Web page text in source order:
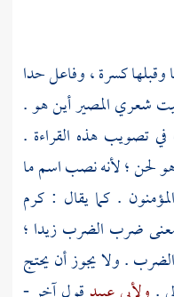
وقبلها كسرة ، وفاعل حدا
شعري المصير أين هو .
في تصويب هذه القراءة .
لحن ؛ لأنه نصب اسم ما
. كما يقال : كرم
ضرب الضرب زيدا ؛
. ولا يجوز أن يحتج